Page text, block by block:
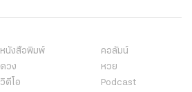
หนังสือพิมพ์
คอลัมน์
ดวง
หวย
วิดีโอ
Podcast